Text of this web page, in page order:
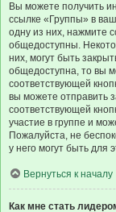
Вы можете получить
ссылке «Группы» в
одну из них, нажмите
общедоступны.
них, могут быть
общедоступна, то вы
соответствующей
вы можете отправить
соответствующей
участие в группе и
Пожалуйста, не
у него могут быть для
Вернуться к началу
Как мне стать